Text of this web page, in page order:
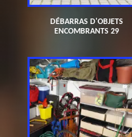
DÉBARRAS D'OBJETS
ENCOMBRANTS 29